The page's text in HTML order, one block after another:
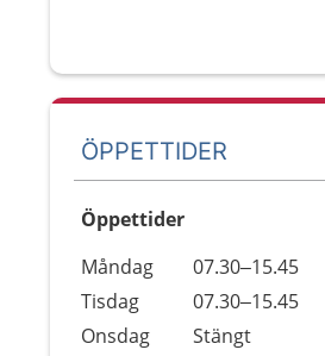
ÖPPETTIDER
Öppettider
Dag
Öppettider
Kommentarer
Måndag 07.30–15.45
Tisdag
07.30–15.45
Onsdag
Stängt